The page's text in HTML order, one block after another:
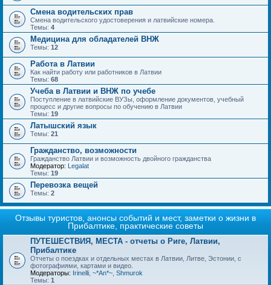
Смена водительских прав
Смена водительского удостоверения и латвийские номера.
Темы: 4
Медицина для обладателей ВНЖ
Темы: 12
Работа в Латвии
Как найти работу или работников в Латвии
Темы: 68
Учеба в Латвии и ВНЖ по учебе
Поступление в латвийские ВУЗы, оформление документов, учебный
процесс и другие вопросы по обучению в Латвии
Темы: 19
Латышский язык
Темы: 21
Гражданство, возможности
Гражданство Латвии и возможность двойного гражданства
Модератор:
Legalat
Темы: 19
Перевозка вещей
Темы: 2
Отзывы туристов, анонсы событий и мест, заметки о жизни в
Прибалтике, практические советы
ПУТЕШЕСТВИЯ, МЕСТА - отчеты о Риге, Латвии,
Прибалтике
Отчеты о поездках и отдельных местах в Латвии, Литве, Эстонии, с
фотографиями, картами и видео.
Модераторы: Irinelli ~*An*~ Shmurok
Темы: 1